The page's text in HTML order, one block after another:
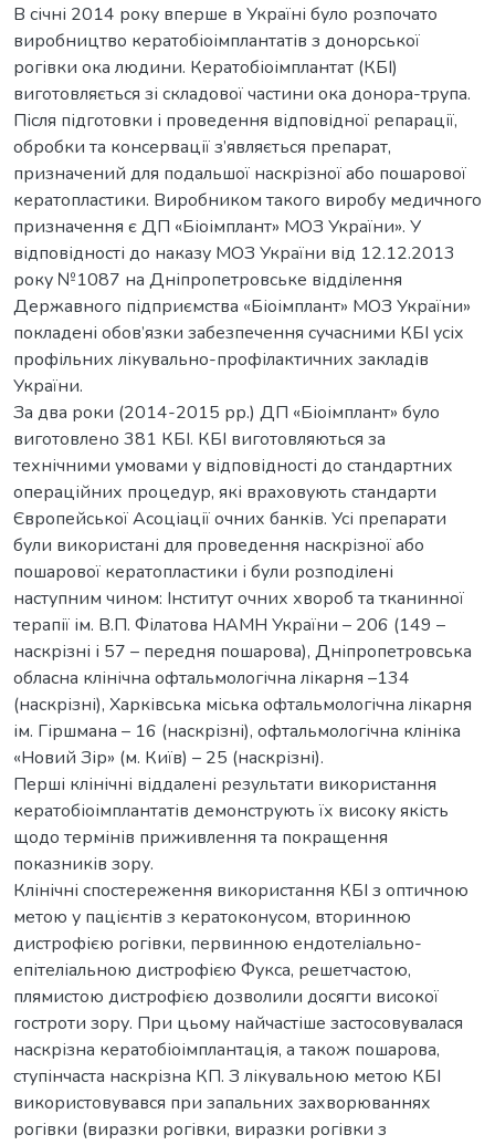
В січні 2014 року вперше в Україні було розпочато
виробництво кератобіоімплантатів з донорської
рогівки ока людини. Кератобіоімплантат (КБІ)
виготовляється зі складової частини ока донора-трупа.
Після підготовки і проведення відповідної репарації,
обробки та консервації з’являється препарат,
призначений для подальшої наскрізної або пошарової
кератопластики. Виробником такого виробу медичного
призначення є ДП «Біоімплант» МОЗ України». У
відповідності до наказу МОЗ України від 12.12.2013
року №1087 на Дніпропетровське відділення
Державного підприємства «Біоімплант» МОЗ України»
покладені обов’язки забезпечення сучасними КБІ усіх
профільних лікувально-профілактичних закладів
України.
За два роки (2014-2015 рр.) ДП «Біоімплант» було
виготовлено 381 КБІ. КБІ виготовляються за
технічними умовами у відповідності до стандартних
операційних процедур, які враховують стандарти
Європейської Асоціації очних банків. Усі препарати
були використані для проведення наскрізної або
пошарової кератопластики і були розподілені
наступним чином: Інститут очних хвороб та тканинної
терапії ім. В.П. Філатова НАМН України – 206 (149 –
наскрізні і 57 – передня пошарова), Дніпропетровська
обласна клінічна офтальмологічна лікарня –134
(наскрізні), Харківська міська офтальмологічна лікарня
ім. Гіршмана – 16 (наскрізні), офтальмологічна клініка
«Новий Зір» (м. Київ) – 25 (наскрізні).
Перші клінічні віддалені результати використання
кератобіоімплантатів демонструють їх високу якість
щодо термінів приживлення та покращення
показників зору.
Клінічні спостереження використання КБІ з оптичною
метою у пацієнтів з кератоконусом, вторинною
дистрофією рогівки, первинною ендотеліально-
епітеліальною дистрофією Фукса, решетчастою,
плямистою дистрофією дозволили досягти високої
гостроти зору. При цьому найчастіше застосовувалася
наскрізна кератобіоімплантація, а також пошарова,
ступінчаста наскрізна КП. З лікувальною метою КБІ
використовувався при запальних захворюваннях
рогівки (виразки рогівки, виразки рогівки з